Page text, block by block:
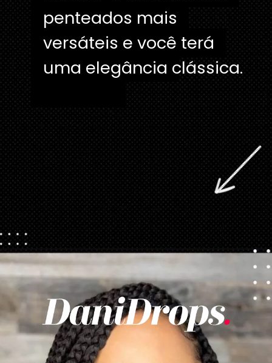
penteados mais
versáteis e você terá
uma elegância
penteados mais
versáteis e você terá
Opening https://danidrops.com.br/tendencia-de-corte-para-cabelo-crespo-feminino/